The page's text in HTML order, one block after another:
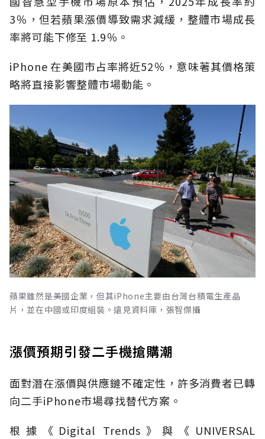
3％，但若蘋果漲價導致需求減緩，整體市場成長
率將可能下修至 1.9％。
iPhone 在美國市占率將近52％，意味著其價格策
略將直接影響整體市場動能。
蘋果雖然是美國企業，但其iPhone主要由台灣台積電生產晶
片，並在中國或印度組裝。遠見資料庫，張智傑攝
漲價預期引發二手機搶購潮
面對潛在漲價與供應鏈不確定性，許多消費者已轉
向二手iPhone市場尋找替代方案。
根據《Digital Trends》與《UNIVERSAL